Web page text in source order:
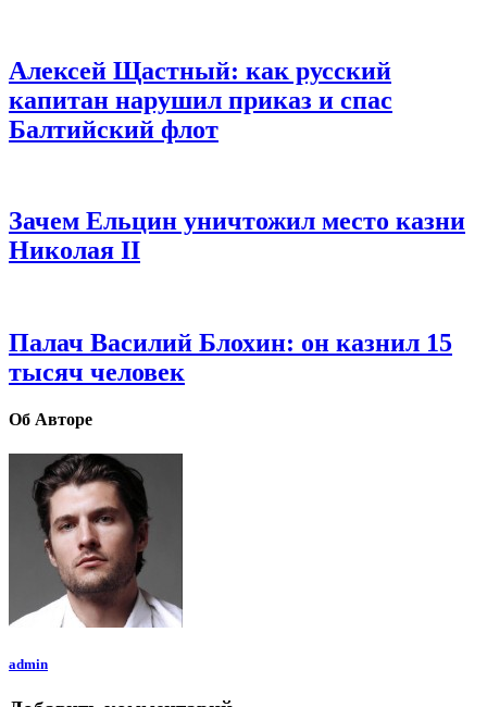
Алексей Щастный: как русский
капитан нарушил приказ и спас
Балтийский флот
Зачем Ельцин уничтожил место казни
Николая II
Палач Василий Блохин: он казнил 15
тысяч человек
Об Авторе
admin